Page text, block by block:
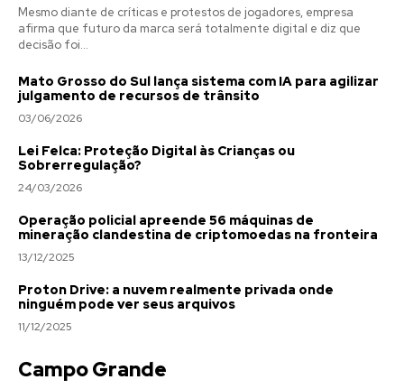
Mesmo diante de críticas e protestos de jogadores, empresa
afirma que futuro da marca será totalmente digital e diz que
decisão foi...
Mato Grosso do Sul lança sistema com IA para agilizar
julgamento de recursos de trânsito
03/06/2026
Lei Felca: Proteção Digital às Crianças ou
Sobrerregulação?
24/03/2026
Operação policial apreende 56 máquinas de
mineração clandestina de criptomoedas na fronteira
13/12/2025
Proton Drive: a nuvem realmente privada onde
ninguém pode ver seus arquivos
11/12/2025
Campo Grande